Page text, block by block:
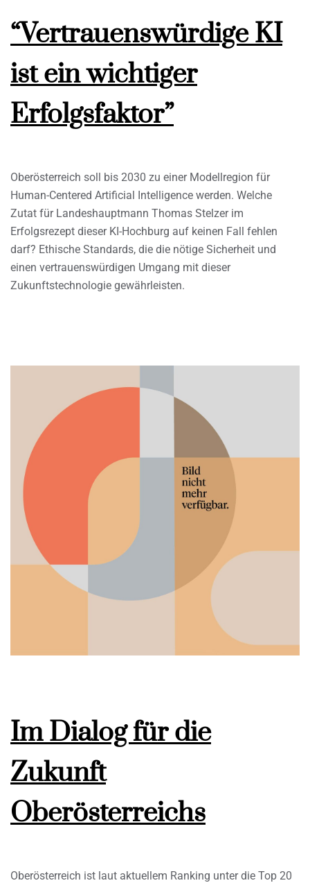
“Vertrauenswürdige KI
ist ein wichtiger
Erfolgsfaktor”
Oberösterreich soll bis 2030 zu einer Modellregion für
Human-Centered Artificial Intelligence werden. Welche
Zutat für Landeshauptmann Thomas Stelzer im
Erfolgsrezept dieser KI-Hochburg auf keinen Fall fehlen
darf? Ethische Standards, die die nötige Sicherheit und
einen vertrauenswürdigen Umgang mit dieser
Zukunftstechnologie gewährleisten.
Im Dialog für die
Zukunft
Oberösterreichs
Oberösterreich ist laut aktuellem Ranking unter die Top 20